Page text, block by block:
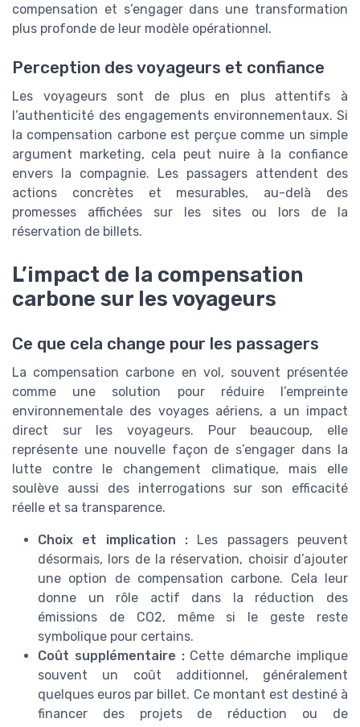
compensation et s’engager dans une transformation
plus profonde de leur modèle opérationnel.
Perception des voyageurs et confiance
Les voyageurs sont de plus en plus attentifs à
l’authenticité des engagements environnementaux. Si
la compensation carbone est perçue comme un simple
argument marketing, cela peut nuire à la confiance
envers la compagnie. Les passagers attendent des
actions concrètes et mesurables, au-delà des
promesses affichées sur les sites ou lors de la
réservation de billets.
L’impact de la compensation
carbone sur les voyageurs
Ce que cela change pour les passagers
La compensation carbone en vol, souvent présentée
comme une solution pour réduire l’empreinte
environnementale des voyages aériens, a un impact
direct sur les voyageurs. Pour beaucoup, elle
représente une nouvelle façon de s’engager dans la
lutte contre le changement climatique, mais elle
soulève aussi des interrogations sur son efficacité
réelle et sa transparence.
Choix et implication : Les passagers peuvent
désormais, lors de la réservation, choisir d’ajouter
une option de compensation carbone. Cela leur
donne un rôle actif dans la réduction des
émissions de CO2, même si le geste reste
symbolique pour certains.
Coût supplémentaire :Cette démarche implique
souvent un coût additionnel, généralement
quelques euros par billet. Ce montant est destiné à
financer des projets de réduction ou de